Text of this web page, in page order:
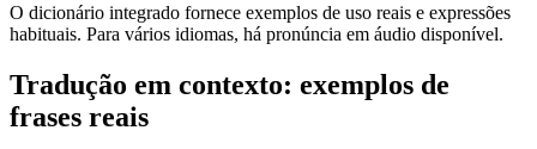
O dicionário integrado fornece exemplos de uso reais e expressões
habituais. Para vários idiomas, há pronúncia em áudio disponível.
Tradução em contexto: exemplos de
frases reais